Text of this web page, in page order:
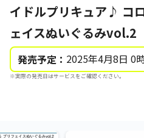
イドルプリキュア♪ コ
ェイスぬいぐるみvol.2
発売予定： 2025年4月8日 0
※実際の発売日はサービスをご確認ください。